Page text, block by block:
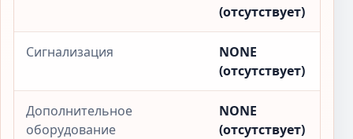
(отсутствует)
Сигнализация
NONE
(отсутствует)
Дополнительное
оборудование
NONE
(отсутствует)